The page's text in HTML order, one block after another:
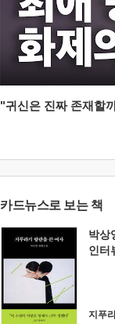
"귀신은 진짜 존재할
카드뉴스로 보는 책
박상
인터
지푸